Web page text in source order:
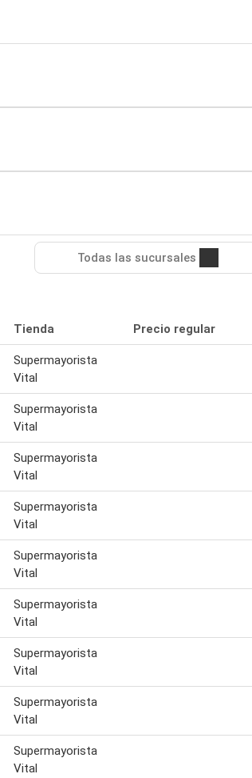
Todas las sucursales
Tienda Precio regular
Supermayorista
Vital
Supermayorista
Vital
Supermayorista
Vital
Supermayorista
Vital
Supermayorista
Vital
Supermayorista
Vital
Supermayorista
Vital
Supermayorista
Vital
Supermayorista
Vital